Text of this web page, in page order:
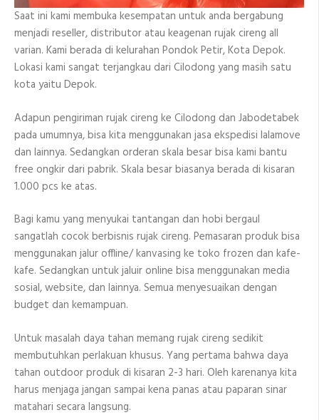
Saat ini kami membuka kesempatan untuk anda bergabung
menjadi reseller, distributor atau keagenan rujak cireng all
varian. Kami berada di kelurahan Pondok Petir, Kota Depok.
Lokasi kami sangat terjangkau dari Cilodong yang masih satu
kota yaitu Depok.
Adapun pengiriman rujak cireng ke Cilodong dan Jabodetabek
pada umumnya, bisa kita menggunakan jasa ekspedisi lalamove
dan lainnya. Sedangkan orderan skala besar bisa kami bantu
free ongkir dari pabrik. Skala besar biasanya berada di kisaran
1.000 pcs ke atas.
Bagi kamu yang menyukai tantangan dan hobi bergaul
sangatlah cocok berbisnis rujak cireng. Pemasaran produk bisa
menggunakan jalur offline/ kanvasing ke toko frozen dan kafe-
kafe. Sedangkan untuk jaluir online bisa menggunakan media
sosial, website, dan lainnya. Semua menyesuaikan dengan
budget dan kemampuan.
Untuk masalah daya tahan memang rujak cireng sedikit
membutuhkan perlakuan khusus. Yang pertama bahwa daya
tahan outdoor produk di kisaran 2-3 hari. Oleh karenanya kita
harus menjaga jangan sampai kena panas atau paparan sinar
matahari secara langsung.